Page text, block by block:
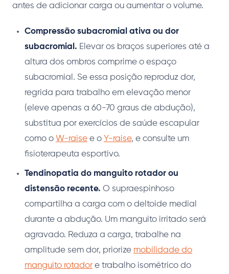
antes de adicionar carga ou aumentar o volume.
Compressão subacromial ativa ou dor
subacromial. Elevar os braços superiores até a
altura dos ombros comprime o espaço
subacromial. Se essa posição reproduz dor,
regrida para trabalho em elevação menor
(eleve apenas a 60-70 graus de abdução),
substitua por exercícios de saúde escapular
como o W-raise e o Y-raise, e consulte um
fisioterapeuta esportivo.
Tendinopatia do manguito rotador ou
distensão recente. O supraespinhoso
compartilha a carga com o deltoide medial
durante a abdução. Um manguito irritado será
agravado. Reduza a carga, trabalhe na
amplitude sem dor, priorize mobilidade do
manguito rotador e trabalho isométrico do